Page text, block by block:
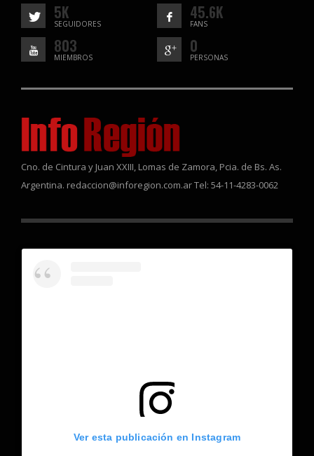
5K
SEGUIDORES
45.6K
FANS
803
MIEMBROS
0
PERSONAS
Cno. de Cintura y Juan XXIII, Lomas de Zamora, Pcia. de Bs. As.
Argentina. redaccion@inforegion.com.ar Tel: 54-11-4283-0062
Ver esta publicación en Instagram